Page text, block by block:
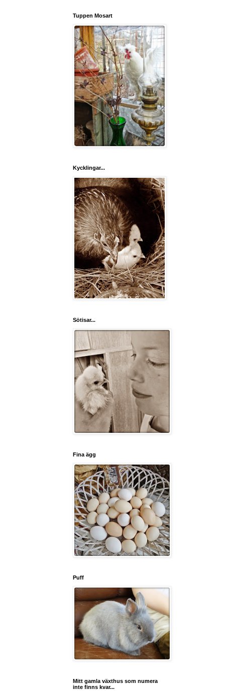
Tuppen Mosart
Kycklingar...
Sötisar...
Fina ägg
Puff
Mitt gamla växthus som numera
inte finns kvar...